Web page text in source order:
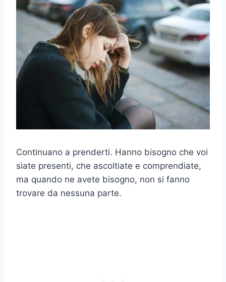
Continuano a prenderti. Hanno bisogno che voi
siate presenti, che ascoltiate e comprendiate,
ma quando ne avete bisogno, non si fanno
trovare da nessuna parte.